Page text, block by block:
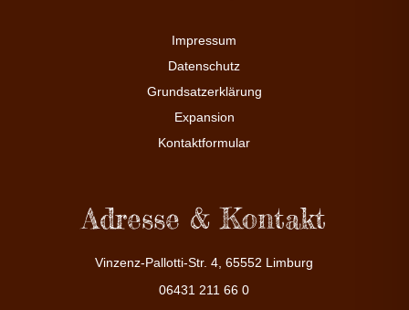
Impressum
Datenschutz
Grundsatzerklärung
Expansion
Kontaktformular
Adresse & Kontakt
Vinzenz-Pallotti-Str. 4, 65552 Limburg
06431 211 66 0